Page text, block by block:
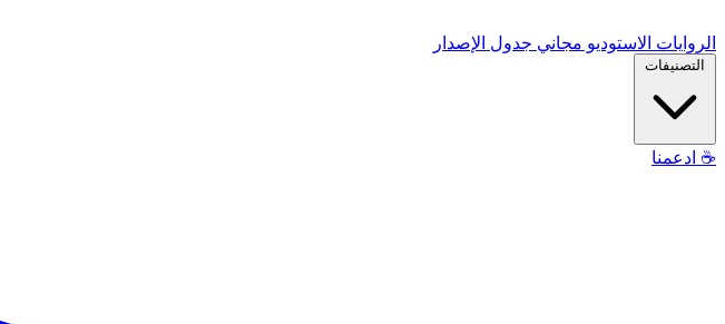
الروايات الاستوديو مجاني جدول الإصدار
التصنيفات
☕ ادعمنا